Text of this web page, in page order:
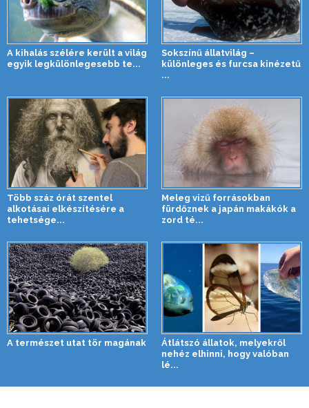
A kihalás szélére került a világ
egyik legkülönlegesebb te...
Sokszínű állatvilág –
különleges és furcsa kinézetű
...
Több száz órát szentel
alkotásai elkészítésére a
tehetsége...
Meleg vizű forrásokban
fürdőznek a japán makákók a
zord té...
A természet utat tör magának
Átlátszó állatok, melyekről
nehéz elhinni, hogy valóban
lé...